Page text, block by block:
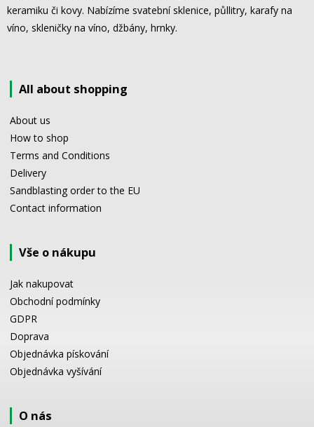
keramiku či kovy. Nabízíme svatební sklenice, půllitry, karafy na
víno, skleničky na víno, džbány, hrnky.
All about shopping
About us
How to shop
Terms and Conditions
Delivery
Sandblasting order to the EU
Contact information
Vše o nákupu
Jak nakupovat
Obchodní podmínky
GDPR
Doprava
Objednávka pískování
Objednávka vyšívání
O nás